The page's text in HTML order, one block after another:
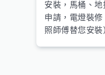
安裝，馬桶、
申請，電燈裝
照師傅替您安裝